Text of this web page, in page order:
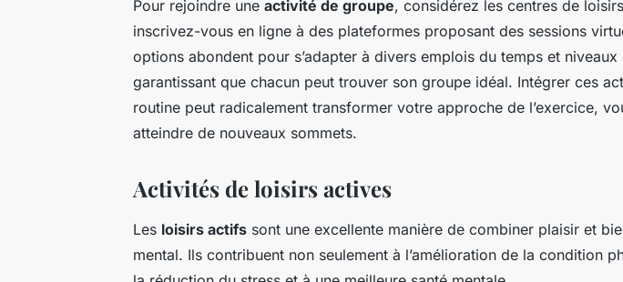
Pour rejoindre une activité de groupe, considérez les centres de
inscrivez-vous en ligne à des plateformes proposant des sessions
options abondent pour s’adapter à divers emplois du temps et
garantissant que chacun peut trouver son groupe idéal. Intégrer ces
routine peut radicalement transformer votre approche de l’exercice,
atteindre de nouveaux sommets.
Activités de loisirs actives
Les loisirs actifs sont une excellente manière de combiner plaisir et
mental. Ils contribuent non seulement à l’amélioration de la condition